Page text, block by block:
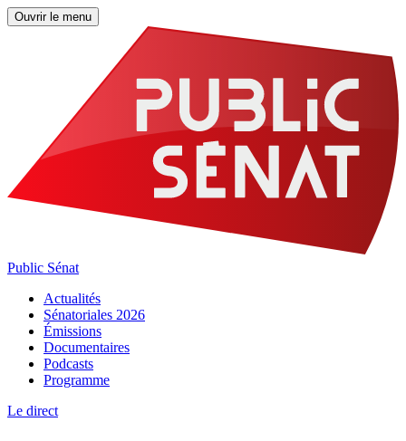
Ouvrir le menu
Public Sénat
Actualités
Sénatoriales 2026
Émissions
Documentaires
Podcasts
Programme
Le direct